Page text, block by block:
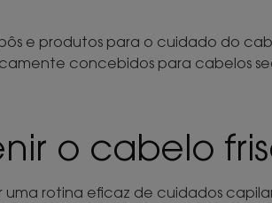
e produtos para o cuidado do
concebidos para cabelos
o cabelo
rotina eficaz de cuidados